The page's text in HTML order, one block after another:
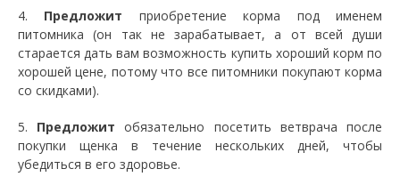
4. Предложит приобретение корма под именем
питомника (он так не зарабатывает, а от всей души
старается дать вам возможность купить хороший корм по
хорошей цене, потому что все питомники покупают корма
со скидками).
5. Предложит обязательно посетить ветврача после
покупки щенка в течение нескольких дней, чтобы
убедиться в его здоровье.